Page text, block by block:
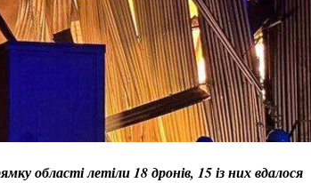
області летіли 18 дронів, 15 із них вдалося